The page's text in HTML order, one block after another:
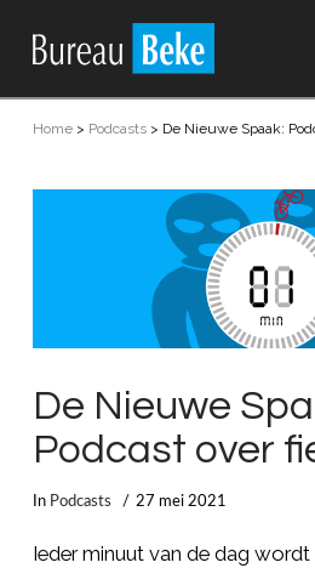
Home> Podcasts> De Nieuwe Spaak:
De Nieuwe
Podcast over
In Podcasts 27 mei 2021
Ieder minuut van de dag wordt